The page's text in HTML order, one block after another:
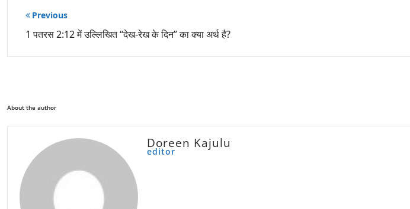
पोस्ट
नेविगेशन
Previous
1 पतरस 2:12 में उल्लिखित “देख-रेख के दिन” का क्या अर्थ है?
About the author
Doreen Kajulu
editor